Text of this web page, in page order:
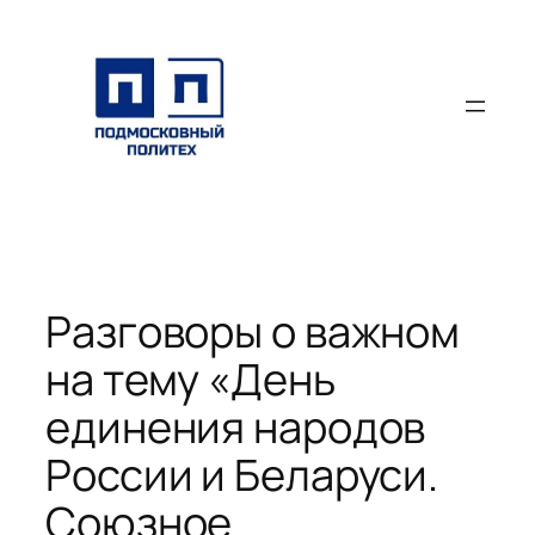
содержимому
Разговоры о важном
на тему «День
единения народов
России и Беларуси.
Союзное